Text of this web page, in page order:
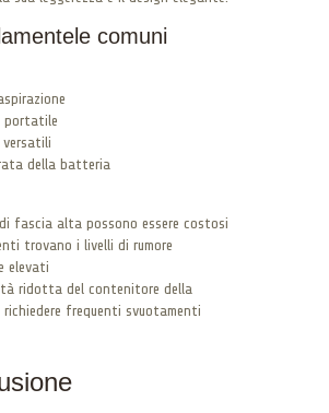
comuni
portatile
versatili
della batteria
fascia alta possono essere costosi
trovano i livelli di rumore
elevati
ridotta del contenitore della
richiedere frequenti svuotamenti